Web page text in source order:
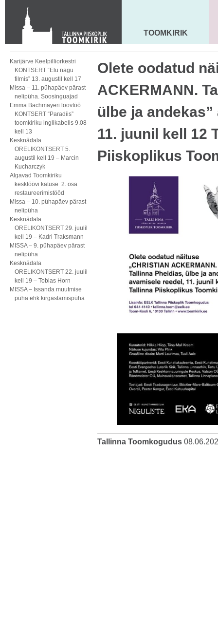
KONTAKT
Toom-Kooli 6, 10130 TALLINN
tallinna.toom@eelk.ee
MAARJA KIRIK
TOOMKIRIK
Karijärve Keelpilliorkestri
KONTSERT “Elu nagu
filmis” 13. augustil kell 17
Missa – 11. pühapäev pärast
nelipüha. Soosinguajad
Emma Bachmayeri loovtöö
KONTSERT “Paradiis”
toomkiriku inglikabelis 9.08
kell 13
Kesknädala
ORELIKONTSERT 5.
augustil kell 19 – Marcin
Kucharczyk
Algavad Toomkiriku
kesklöövi katuse 2. osa
restaureerimistööd
Missa – 10. pühapäev pärast
nelipüha
Kesknädala
ORELIKONTSERT 29. juulil
kell 19 – Kadri Traksmann
MISSA – 9. pühapäev pärast
nelipüha
Kesknädala
ORELIKONTSERT 22. juulil
kell 19 – Tobias Horn
MISSA – Issanda muutmise
püha ehk kirgastamispüha
Olete oodatud
ACKERMANN.
ülbe ja
11. juunil kell 12
Piiskoplikus
Tallinna Toomkogudus